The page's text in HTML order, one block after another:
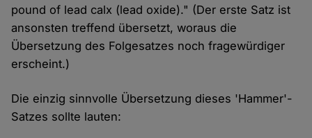
pound of lead calx (lead oxide)." (Der erste Satz ist
ansonsten treffend übersetzt, woraus die
Übersetzung des Folgesatzes noch fragewürdiger
erscheint.)
Die einzig sinnvolle Übersetzung dieses 'Hammer'-
Satzes sollte lauten: